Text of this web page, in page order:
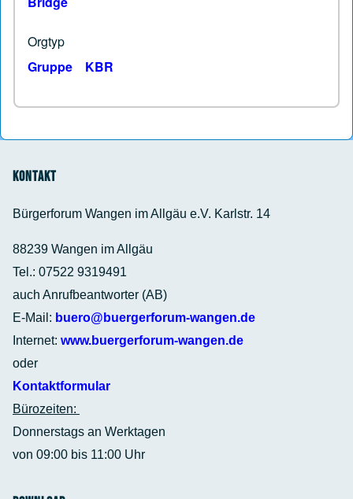
Orgtyp
Gruppe
KBR
Kontakt
Bürgerforum Wangen im Allgäu e.V. Karlstr. 14
88239 Wangen im Allgäu
Tel.: 07522 9319491
auch Anrufbeantworter (AB)
E-Mail: buero@buergerforum-wangen.de
Internet: www.buergerforum-wangen.de
oder
Kontaktformular
Bürozeiten:
Donnerstags an Werktagen
von 09:00 bis 11:00 Uhr